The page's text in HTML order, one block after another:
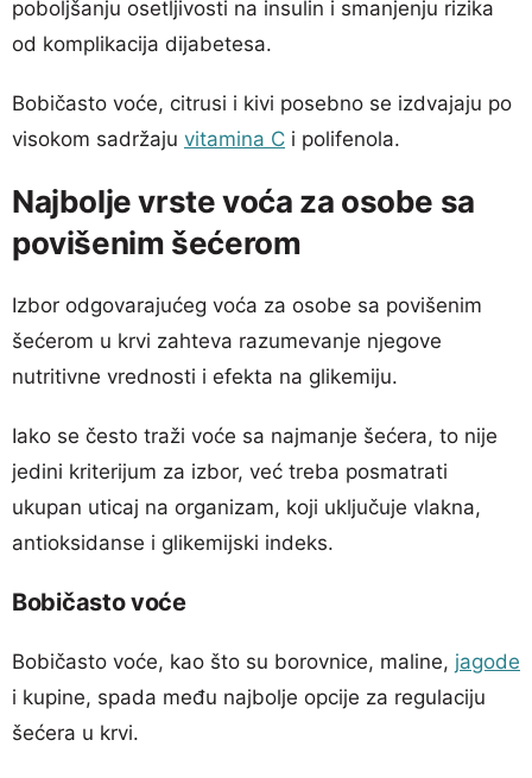
poboljšanju osetljivosti na insulin i smanjenju rizika
od komplikacija dijabetesa.
Bobičasto voće, citrusi i kivi posebno se izdvajaju po
visokom sadržaju vitamina C i polifenola.
Najbolje vrste voća za osobe sa
povišenim šećerom
Izbor odgovarajućeg voća za osobe sa povišenim
šećerom u krvi zahteva razumevanje njegove
nutritivne vrednosti i efekta na glikemiju.
Iako se često traži voće sa najmanje šećera, to nije
jedini kriterijum za izbor, već treba posmatrati
ukupan uticaj na organizam, koji uključuje vlakna,
antioksidanse i glikemijski indeks.
Bobičasto voće
Bobičasto voće, kao što su borovnice, maline, jagode
i kupine, spada među najbolje opcije za regulaciju
šećera u krvi.